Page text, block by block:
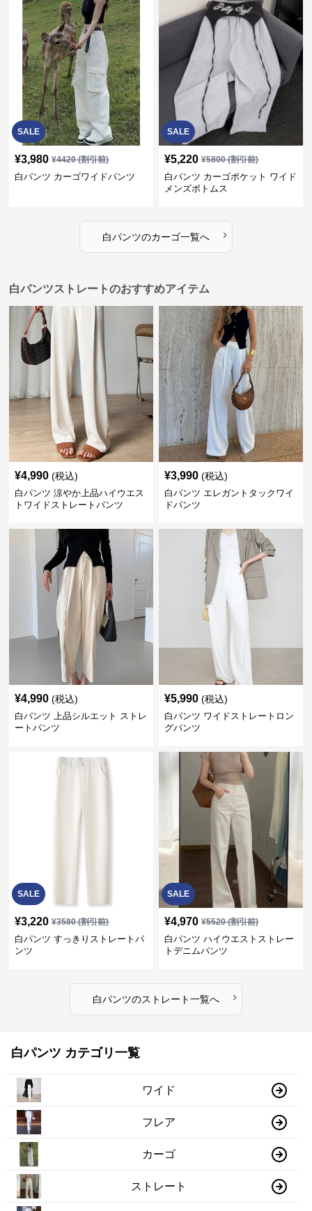
SALE
¥3,980 ¥4420(割引前)
白パンツ カーゴワイドパンツ
SALE
¥5,220 ¥5800(割引前)
白パンツ カーゴポケット ワイド
メンズボトムス
白パンツのカーゴ一覧へ ›
白パンツストレートのおすすめアイテム
¥4,990 (税込)
白パンツ 涼やか上品ハイウエス
トワイドストレートパンツ
¥3,990 (税込)
白パンツ エレガントタックワイ
ドパンツ
¥4,990 (税込)
白パンツ 上品シルエット ストレ
ートパンツ
¥5,990 (税込)
白パンツ ワイドストレートロン
グパンツ
SALE
¥3,220 ¥3580(割引前)
白パンツ すっきりストレートパ
ンツ
SALE
¥4,970 ¥5520(割引前)
白パンツ ハイウエストストレー
トデニムパンツ
白パンツのストレート一覧へ ›
白パンツ カテゴリ一覧
ワイド
フレア
カーゴ
ストレート